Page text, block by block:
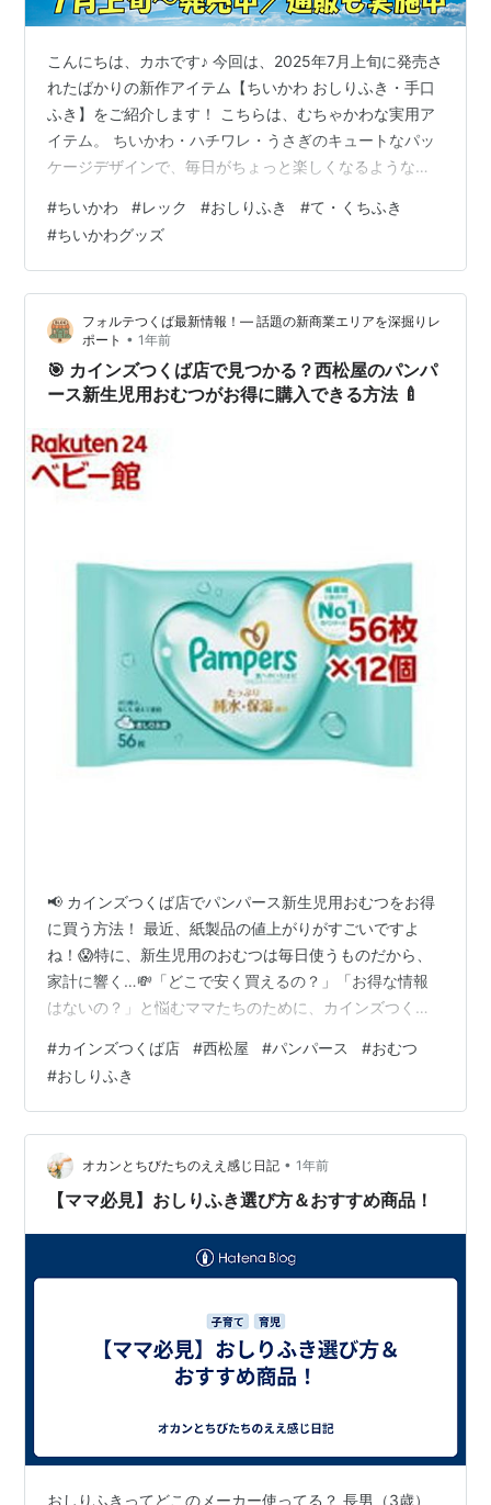
こんにちは、カホです♪ 今回は、2025年7月上旬に発売さ
れたばかりの新作アイテム【ちいかわ おしりふき・手口
ふき】をご紹介します！ こちらは、むちゃかわな実用ア
イテム。 ちいかわ・ハチワレ・うさぎのキュートなパッ
ケージデザインで、毎日がちょっと楽しくなるようなア
報など、詳しくチェックしていきましょう！ <あわせて
読みたい＞ 【商品概要】ちいかわ おしりふき＆手口ふき
とは？ 【ちいかわ おしりふき】の商品特徴（80枚入×12
個） 【ちいかわ 手口ふき】の商品特徴（60枚入×12個）
【通販情報】楽天市場でも販売中！ 【まとめ】可愛くて
実用的…
#ちいかわ #レック #おしりふき #て・くちふき
#ちいかわグッズ
フォルテつくば最新情報！— 話題の新商業エリアを深掘りレ
ポート • 1年前
🎯 カインズつくば店で見つかる？西松屋のパンパ
ース新生児用おむつがお得に購入できる方法 🍼
📢 カインズつくば店でパンパース新生児用おむつをお得
に買う方法！ 最近、紙製品の値上がりがすごいですよ
ね！😱特に、新生児用のおむつは毎日使うものだから、
家計に響く…💸「どこで安く買えるの？」「お得な情報
はないの？」と悩むママたちのために、カインズつくば
方法を予想してみました！🔍✨ まだカインズつくば店は
開店前ですが、「こんなお店なら、こんな風にお得に買
えるかも！」という視点でお伝えします！ぜひ参考にし
てくださいね♪ infoshop.hatenablog.com 📢 カインズつ
くば店でパンパース新生児用おむつをお得に買う方法！
🍼 新生児用おむ…
#カインズつくば店 #西松屋 #パンパース #おむつ
#おしりふき
オカンとちびたちのええ感じ日記 • 1年前
【ママ必見】おしりふき選び方＆おすすめ商品！
おしりふきってどこのメーカー使ってる？ 長男（3歳）